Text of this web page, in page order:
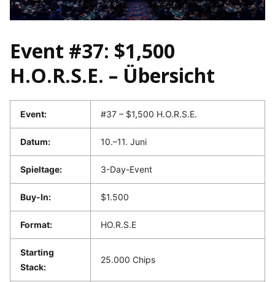
Event #37: $1,500
H.O.R.S.E. – Übersicht
Event: #37 – $1,500 H.O.R.S.E.
Datum: 10.–11. Juni
Spieltage: 3-Day-Event
Buy-In: $1.500
Format: HO.R.S.E
Starting
Stack:
25.000 Chips